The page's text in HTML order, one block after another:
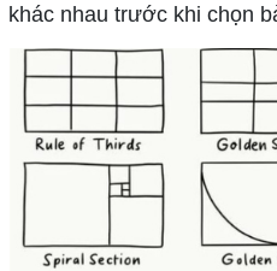
khác nhau trước khi chọn